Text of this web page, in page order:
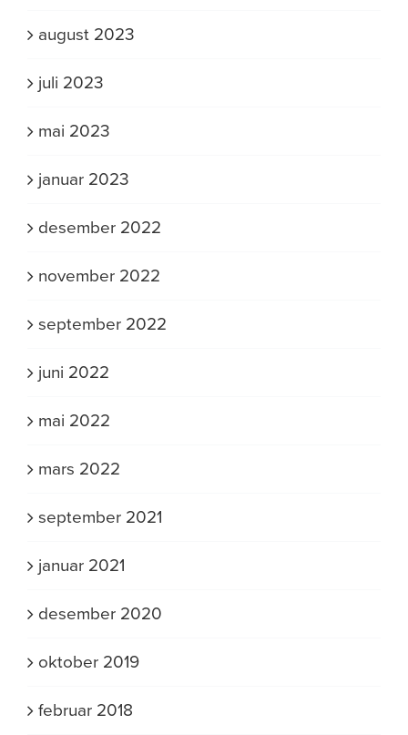
august 2023
juli 2023
mai 2023
januar 2023
desember 2022
november 2022
september 2022
juni 2022
mai 2022
mars 2022
september 2021
januar 2021
desember 2020
oktober 2019
februar 2018